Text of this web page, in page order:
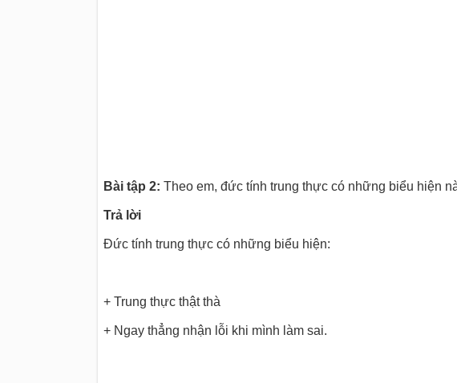
Bài tập 2: Theo em, đức tính trung thực có những biểu hiện
Trảlời
Đức tính trung thực có những biểu hiện:
+ Trung thực thật thà
+ Ngay thẳng nhận lỗi khi mình làm sai.